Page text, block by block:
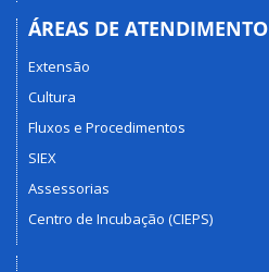
ÁREAS DE ATENDIMENTO
Extensão
Cultura
Fluxos e Procedimentos
SIEX
Assessorias
Centro de Incubação (CIEPS)